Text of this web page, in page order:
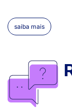
cooperados e
saiba mais